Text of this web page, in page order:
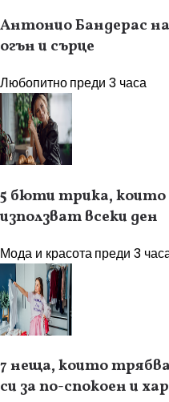
Антонио Бандерас
огън и сърце
Любопитнопреди 3 часа
5 бюти трика, които
използват всеки ден
Мода и красотапреди 3
7 неща, които
си за по-спокоен и